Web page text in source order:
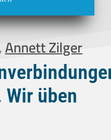
Annett Zilger
üben